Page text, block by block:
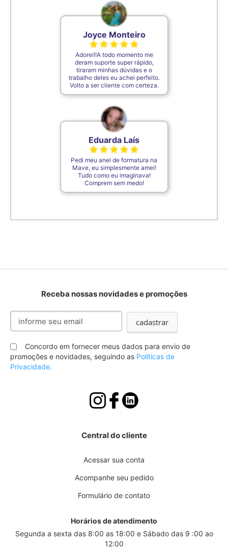
Joyce Monteiro
Adorei!!A todo momento me
deram suporte super rápido,
tiraram minhas dúvidas e o
trabalho deles eu achei perfeito.
Volto a ser cliente com certeza.
Eduarda Laís
Pedi meu anel de formatura na
Mave, eu simplesmente amei!
Tudo como eu imaginava!
Comprem sem medo!
Receba nossas novidades e promoções
Inscreva-
nossa
Newsletter:
cadastrar
Concordo em fornecer meus dados para envio de
promoções e novidades, seguindo as Políticas de
Privacidade.
Central do cliente
Acessar sua conta
Acompanhe seu pedido
Formulário de contato
Horários de atendimento
Segunda a sexta das 8:00 as 18:00 e Sábado das 9 :00 ao
12:00